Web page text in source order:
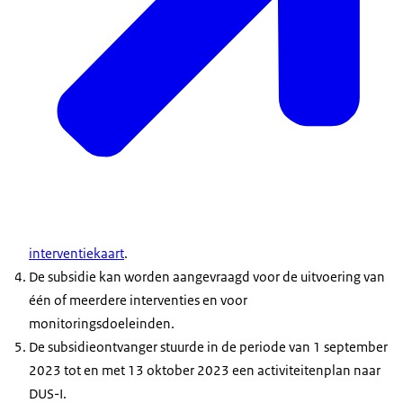
interventiekaart.
De subsidie kan worden aangevraagd voor de uitvoering van
één of meerdere interventies en voor
monitoringsdoeleinden.
De subsidieontvanger stuurde in de periode van 1 september
2023 tot en met 13 oktober 2023 een activiteitenplan naar
DUS-I.